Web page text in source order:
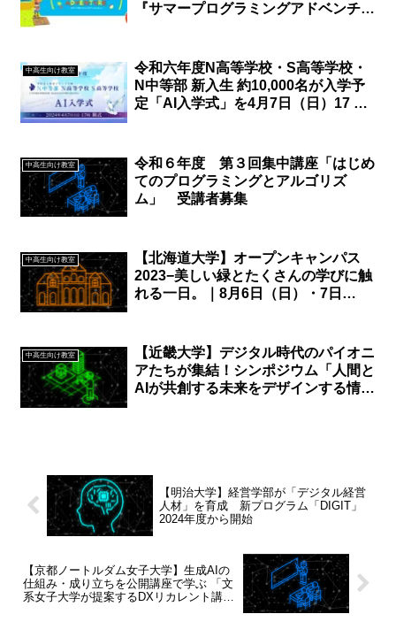
『サマープログラミングアドベンチャ
中高生向け教室
令和六年度N高等学校・S高等学校・
N中等部 新入生 約10,000名が入学予
定「AI入学式」を4月7日（日）17 時
中高生向け教室
令和６年度 第３回集中講座「はじめ
てのプログラミングとアルゴリズ
ム」 受講者募集
中高生向け教室
【北海道大学】オープンキャンパス
2023−美しい緑とたくさんの学びに触
れる一日。｜8月6日（日）・7日
中高生向け教室
【近畿大学】デジタル時代のパイオニ
アたちが集結！シンポジウム「人間と
AIが共創する未来をデザインする情報
【明治大学】経営学部が「デジタル経営
人材」を育成 新プログラム「DIGIT」
2024年度から開始
【京都ノートルダム女子大学】生成AIの
仕組み・成り立ちを公開講座で学ぶ 「文
系女子大学が提案するDXリカレント講